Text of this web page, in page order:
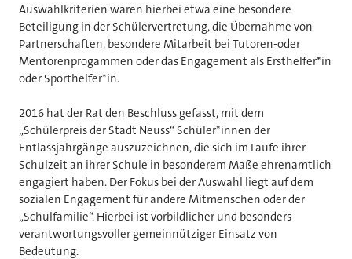
Auswahlkriterien waren hierbei etwa eine besondere
Beteiligung in der Schülervertretung, die Übernahme von
Partnerschaften, besondere Mitarbeit bei Tutoren-oder
Mentorenprogammen oder das Engagement als Ersthelfer*in
oder Sporthelfer*in.
2016 hat der Rat den Beschluss gefasst, mit dem
„Schülerpreis der Stadt Neuss“ Schüler*innen der
Entlassjahrgänge auszuzeichnen, die sich im Laufe ihrer
Schulzeit an ihrer Schule in besonderem Maße ehrenamtlich
engagiert haben. Der Fokus bei der Auswahl liegt auf dem
sozialen Engagement für andere Mitmenschen oder der
„Schulfamilie“. Hierbei ist vorbildlicher und besonders
verantwortungsvoller gemeinnütziger Einsatz von
Bedeutung.